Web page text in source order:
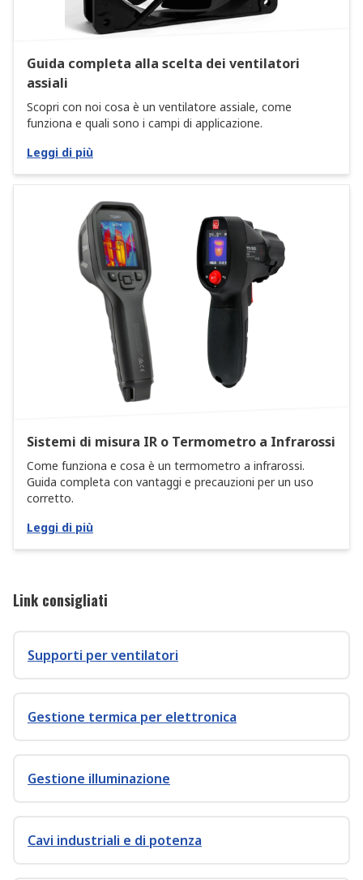
Guida completa alla scelta dei ventilatori
assiali
Scopri con noi cosa è un ventilatore assiale, come
funziona e quali sono i campi di applicazione.
Leggi di più
Sistemi di misura IR o Termometro a Infrarossi
Come funziona e cosa è un termometro a infrarossi.
Guida completa con vantaggi e precauzioni per un uso
corretto.
Leggi di più
Link consigliati
Supporti per ventilatori
Gestione termica per elettronica
Gestione illuminazione
Cavi industriali e di potenza